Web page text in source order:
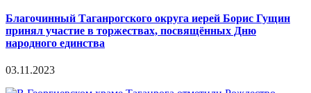
Благочинный Таганрогского округа иерей Борис Гущин
принял участие в торжествах, посвящённых Дню
народного единства
03.11.2023